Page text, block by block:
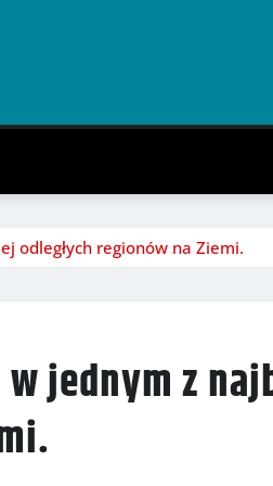
odległych regionów na Ziemi.
jednym z